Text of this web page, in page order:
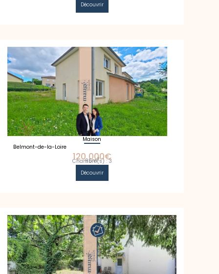
Découvrir
Maison
Belmont-de-la-Loire
120 000€
Chambre(s) : 3
96m2
Découvrir